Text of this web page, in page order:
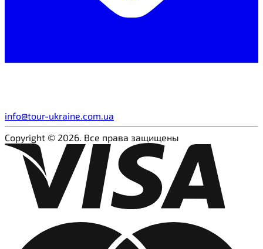
info@tour-ukraine.com.ua
Copyright © 2026. Все права защищены